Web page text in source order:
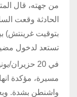
من جهته، قال
بتوقيت غرينتش)
تستعد لدخول
في 20
مسيرة، مؤكدة
واشنطن بشدة.